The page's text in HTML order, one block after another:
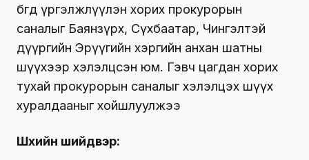
бөгөөд үргэлжлүүлэн хорих прокурорын
саналыг Баянзүрх, Сүхбаатар, Чингэлтэй
дүүргийн Эрүүгийн хэргийн анхан шатны
шүүхээр хэлэлцсэн юм. Гэвч цагдан хорих
тухай прокурорын саналыг хэлэлцэх шүүх
хуралдааныг хойшлуулжээ
Шүүхийн шийдвэр: